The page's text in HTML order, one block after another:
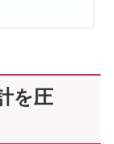
を圧